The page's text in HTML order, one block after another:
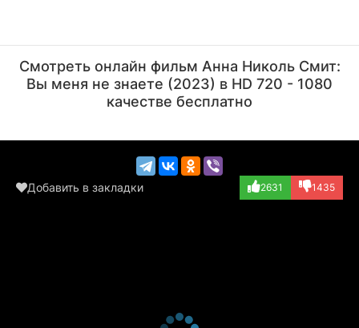
(RuPaul, хроника)
(играет самого с...)
Смотреть онлайн фильм Анна Николь Смит:
Вы меня не знаете (2023) в HD 720 - 1080
качестве бесплатно
Добавить в закладки 2631 1435